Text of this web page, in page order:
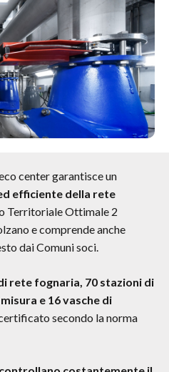
center garantisce un
efficiente della rete
Territoriale Ottimale 2
e comprende anche
dai Comuni soci.
rete fognaria, 70 stazioni di
e 16 vasche di
secondo la norma